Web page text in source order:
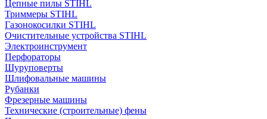
Цепные пилы STIHL
Триммеры STIHL
Газонокосилки STIHL
Очистительные устройства STIHL
Электроинструмент
Перфораторы
Шуруповерты
Шлифовальные машины
Рубанки
Фрезерные машины
Технические (строительные) фены